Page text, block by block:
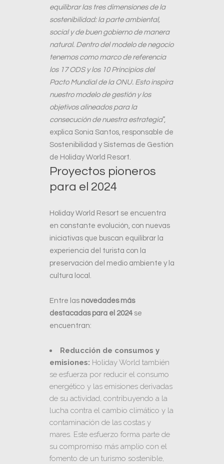
equilibrar las tres dimensiones de la
sostenibilidad: la parte ambiental,
social y de buen gobierno de manera
natural. Dentro del modelo de negocio
tenemos como marco de referencia
los 17 ODS y los 10 Principios del
Pacto Mundial de la ONU. Esto inspira
nuestro modelo de gestión y los
objetivos alineados para la
consecución de nuestra estrategia”,
explica Sonia Santos, responsable de
Sostenibilidad y Sistemas de Gestión
de Holiday World Resort.
Proyectos pioneros
para el 2024
Holiday World Resort se encuentra
en constante evolución, con nuevas
iniciativas que buscan equilibrar la
experiencia del turista con la
preservación del medio ambiente y la
cultura local.
Entre las novedades más
destacadas para el 2024 se
encuentran:
Reducción de consumos y
emisiones: Holiday World también
se esfuerza por reducir el consumo
energético y las emisiones derivadas
de su actividad, contribuyendo a la
lucha contra el cambio climático y la
contaminación de las costas y
mares. Este esfuerzo forma parte de
su compromiso más amplio con el
fomento de un turismo sostenible,